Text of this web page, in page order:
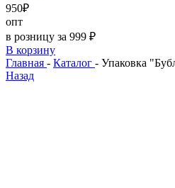
950₽
опт
в розницу за 999 ₽
В корзину
Главная - Каталог - Упаковка
Назад